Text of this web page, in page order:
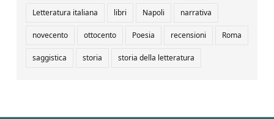
Letteratura italiana libri Napoli narrativa
novecento ottocento Poesia recensioni Roma
saggistica storia storia della letteratura